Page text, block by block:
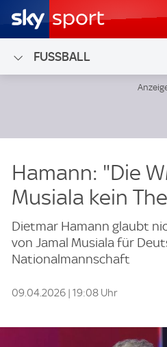
FUSSBALL
Hamann: "Die
Musiala kein
Dietmar Hamann glaubt
von Jamal Musiala für
Nationalmannschaft
09.04.2026 | 19:08 Uhr